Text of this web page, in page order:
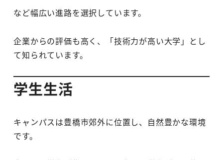
など幅広い進路を選択しています。
企業からの評価も高く、「技術力が高い大学」とし
て知られています。
学生生活
キャンパスは豊橋市郊外に位置し、自然豊かな環境
です。